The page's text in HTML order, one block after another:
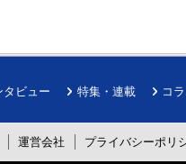
タビュー 特集・連載 コ
運営会社 プライバシーポリ